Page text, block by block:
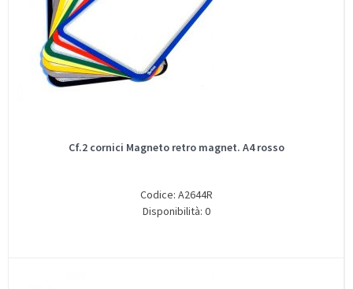
Cf.2 cornici Magneto retro magnet. A4 rosso
Codice: A2644R
Disponibilità: 0